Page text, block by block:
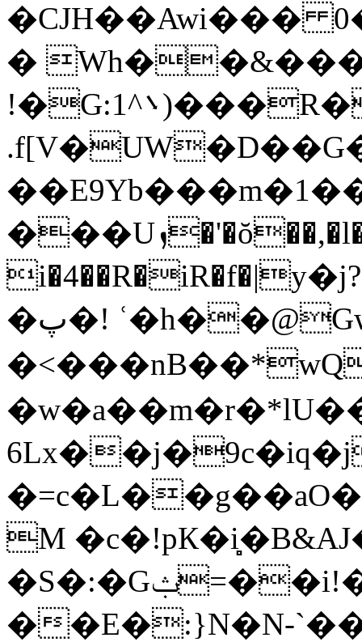
�CJH��Awi���
�
!�G:܌^1)���R�]3d������m
���Uܙ�'�ŏ��,�l�K s�g�L��E����wy�jb��G�N�����d�~�
�پ�! ʿ�h��@Gw�Ǻ�u���n�Q馢
�<���
M
�S�:�Gݑ=��i!��U@dl�)��r'X��}
��E�:}N�N-